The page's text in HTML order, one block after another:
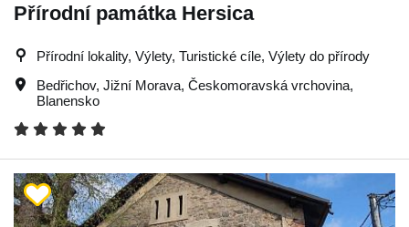
Přírodní památka Hersica
Přírodní lokality, Výlety, Turistické cíle, Výlety do přírody
Bedřichov, Jižní Morava, Českomoravská vrchovina,
Blanensko